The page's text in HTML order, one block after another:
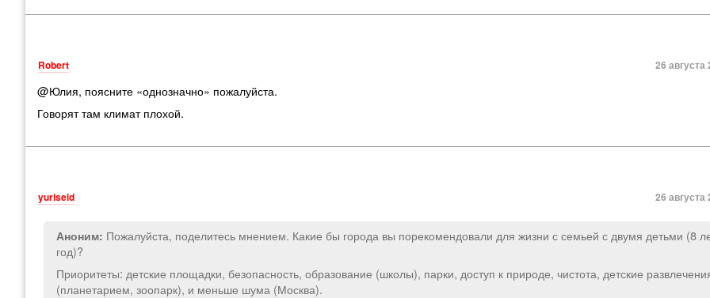
Robert 26 августа
@Юлия, поясните «однозначно» пожалуйста.
Говорят там климат плохой.
yuriseid 26 августа
Аноним: Пожалуйста, поделитесь мнением. Какие бы города вы порекомендовали для жизни с семьей с двумя детьми (8
год)?
Приоритеты: детские площадки, безопасность, образование (школы), парки, доступ к природе, чистота, детские
(планетарием, зоопарк), и меньше шума (Москва).